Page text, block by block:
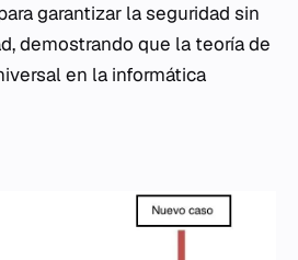
garantizar la seguridad sin
demostrando que la teoría de
en la informática